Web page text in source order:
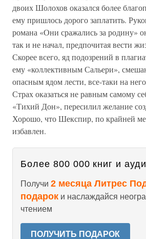
двоих Шолохов оказался более
ему пришлось дорого заплатить.
романа «Они сражались за родину»
так и не начал, предпочитая вести
Скорее всего, яд подозрений в
ему «коллективным Сальери»,
опасным ядом лести, все-таки на
Страх оказаться не равным самому
«Тихий Дон», пересилил желание
Хорошо, что Шекспир, по крайней
избавлен.
Более 800 000 книг и
Получи 2 месяца Литрес
подарок и наслаждайся
чтением
ПОЛУЧИТЬ ПОДАРОК